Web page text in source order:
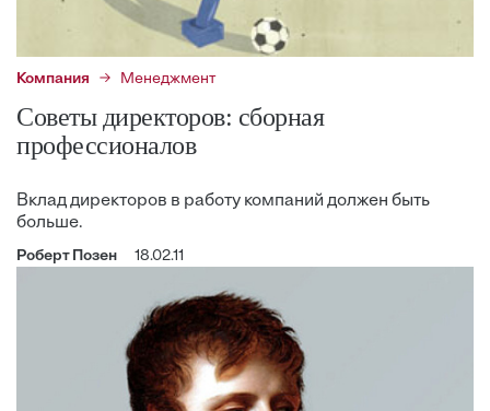
Компания Менеджмент
Советы директоров: сборная
профессионалов
Вклад директоров в работу компаний должен быть
больше.
Роберт Позен 18.02.11